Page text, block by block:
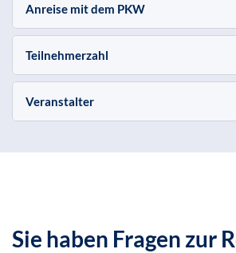
Anreise mit dem PKW
Teilnehmerzahl
Veranstalter
Sie haben Fragen zur